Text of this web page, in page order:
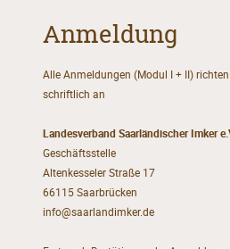
Anmeldung
Alle Anmeldungen (Modul I + II)
schriftlich an
Landesverband Saarländischer Imker
Geschäftsstelle
Altenkesseler Straße 17
66115 Saarbrücken
info@saarlandimker.de